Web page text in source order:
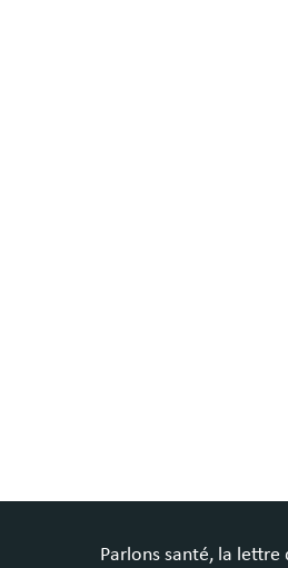
Parlons santé, la lettre